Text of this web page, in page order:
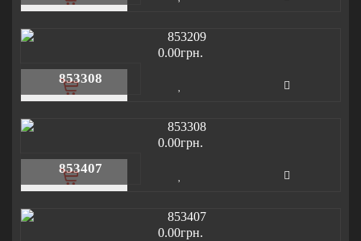
0.00грн.
853308
0.00грн.
853407
0.00грн.